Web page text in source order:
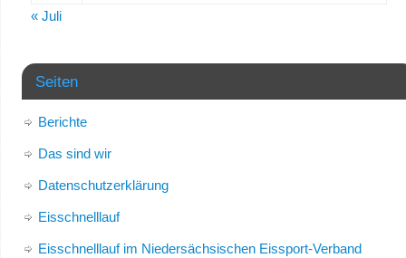
« Juli
Seiten
Berichte
Das sind wir
Datenschutzerklärung
Eisschnelllauf
Eisschnelllauf im Niedersächsischen Eissport-Verband